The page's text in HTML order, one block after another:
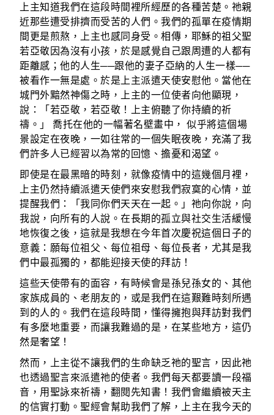
上主知道我們在這段時間裡所經歷的各種苦楚。祂親
近那些遭受排擠而受苦的人們。我們的孤單在疫情期
間更是煎熬，上主也感同身受。相傳，耶穌的祖父聖
若亞敬因為沒有小孩，於是感覺自己跟周遭的人都有
距離感；他的人生──跟他的妻子亞納的人生一樣──
被看作一無是處。於是上主派遣天使安慰他。當他在
城門外黯然神傷之時，上主的一位使者向他顯現，
說：「若亞敬，若亞敬！上主俯聽了你持續的祈
禱。」 喬托在他的一幅著名壁畫中， 似乎將這個場
景設定在夜晚，一如往常的一個失眠夜晚，充滿了我
們許多人已經習以為常的回憶、擔憂和渴望。
即使是在最黑暗的時刻，就像疫情中的這幾個月裡，
上主仍然持續派遣天使們來安慰我們寂寞的心情，並
提醒我們：「我同你們天天在一起。」祂向你說，向
我說，向所有的人說。在長期的孤立與社交生活緩慢
地恢復之後，這就是我想在今年首次慶祝這個日子的
意義：願每位祖父、每位祖母、每位長者，尤其是我
們中最孤獨的，都能迎接天使的拜訪！
這些天使帶有的面容，有時候會是孫兒孫女的、其他
家族成員的、老朋友的，或是我們在這艱難時刻所遇
到的人的。我們在這段時間，懂得擁抱與拜訪對我們
有多麼地重要，而讓我難過的是，在某些地方，這仍
然是奢望！
然而，上主從不讓我們的生命缺乏祂的聖言，因此祂
也透過聖言來派遣祂的使者。我們每天都要讀一段福
音，用聖詠來祈禱，翻閱先知書！我們會繼續被天主
的信實打動。聖經會幫助我們了解，上主在我今天的